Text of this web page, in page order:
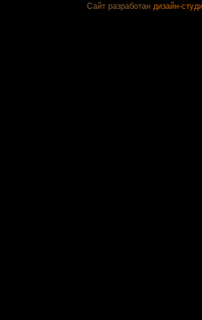
Сайт разработан дизайн-